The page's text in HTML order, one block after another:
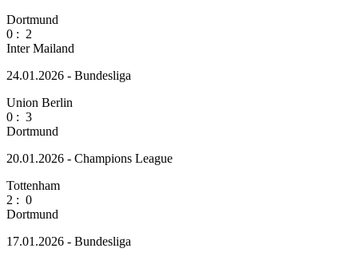
Dortmund
0 : 2
Inter Mailand
24.01.2026 - Bundesliga
Union Berlin
0 : 3
Dortmund
20.01.2026 - Champions League
Tottenham
2 : 0
Dortmund
17.01.2026 - Bundesliga